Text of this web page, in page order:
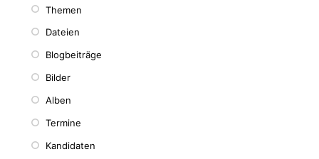
Themen
Dateien
Blogbeiträge
Bilder
Alben
Termine
Kandidaten